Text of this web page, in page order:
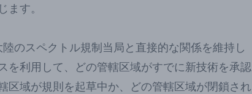
す。
のスペクトル規制当局と直接的な関係を維持し
を利用して、どの管轄区域がすでに新技術を承認
区域が規則を起草中か、どの管轄区域が閉鎖され